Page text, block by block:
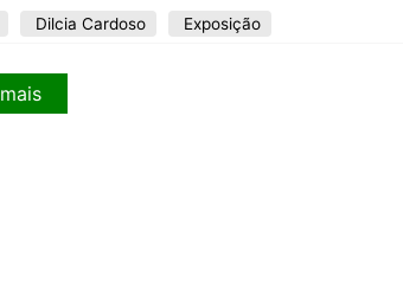
Dilcia Cardoso Exposição
mais